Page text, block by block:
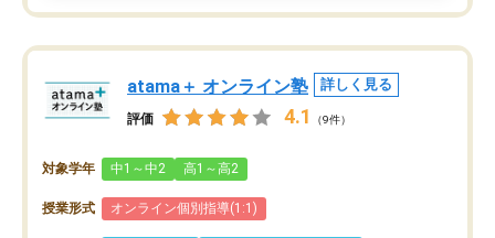
atama＋ オンライン塾 詳しく見る
評価 4.1 （9件）
対象学年 中1～中2 高1～高2
授業形式 オンライン個別指導(1:1)